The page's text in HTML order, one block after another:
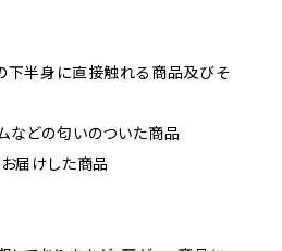
下半身に直接触れる商品及びそ
などの匂いのついた商品
お届けした商品